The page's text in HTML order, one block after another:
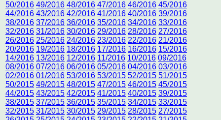
50/2016 49/2016 48/2016 47/2016 46/2016 45/2016
44/2016 43/2016 42/2016 41/2016 40/2016 39/2016
38/2016 37/2016 36/2016 35/2016 34/2016 33/2016
32/2016 31/2016 30/2016 29/2016 28/2016 27/2016
26/2016 25/2016 24/2016 23/2016 22/2016 21/2016
20/2016 19/2016 18/2016 17/2016 16/2016 15/2016
14/2016 13/2016 12/2016 11/2016 10/2016 09/2016
08/2016 07/2016 06/2016 05/2016 04/2016 03/2016
02/2016 01/2016 53/2016 53/2015 52/2015 51/2015
50/2015 49/2015 48/2015 47/2015 46/2015 45/2015
44/2015 43/2015 42/2015 41/2015 40/2015 39/2015
38/2015 37/2015 36/2015 35/2015 34/2015 33/2015
32/2015 31/2015 30/2015 29/2015 28/2015 27/2015